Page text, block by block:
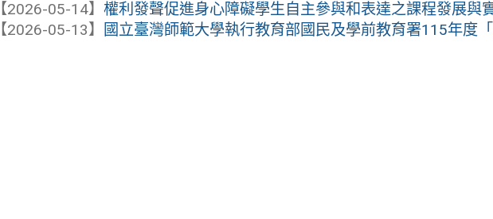
【2026-05-14】權利發聲促進身心障礙學生自主參與和表達之課程發展與
【2026-05-13】
國立臺灣師範大學執行教育部國民及學前教育署115年度